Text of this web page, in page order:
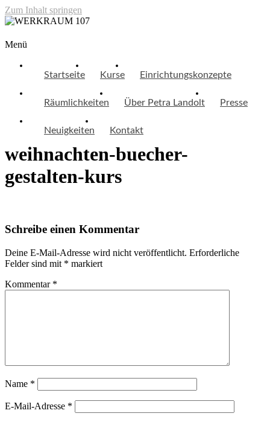
Zum Inhalt springen
WERKRAUM 107
Menü
Startseite Kurse Einrichtungskonzepte
Räumlichkeiten Über Petra Landolt Presse
Neuigkeiten Kontakt
weihnachten-buecher-
gestalten-kurs
Schreibe einen Kommentar
Deine E-Mail-Adresse wird nicht veröffentlicht. Erforderliche
Felder sind mit * markiert
Kommentar *
Name *
E-Mail-Adresse *